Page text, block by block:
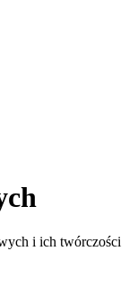
i ich twórczości